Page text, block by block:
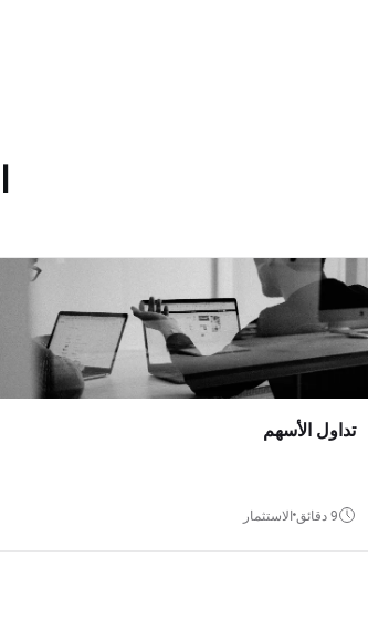
تداول الأسهم
9 دقائق الاستثمار